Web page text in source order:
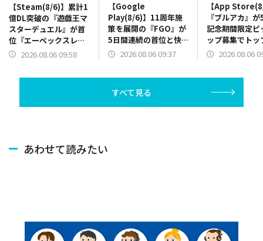
【Steam(8/6)】累計1
億DL突破の『遊戯王マ
スターデュエル』が首
位『エーペックスレジ
ェンズ』に迫る 『七
2026.08.06 09:58
【Google
Play(8/6)】11周年施
策を展開の『FGO』が
5日間連続の首位と快
走 200万ダウンロー
2026.08.06 09:37
【App
『ブルアカ』
記念期間限定ピ
ップ募集でトッ
り 『スターレ
2026.08.06
すべて見る
あわせて読みたい